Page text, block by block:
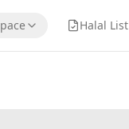
Halal List